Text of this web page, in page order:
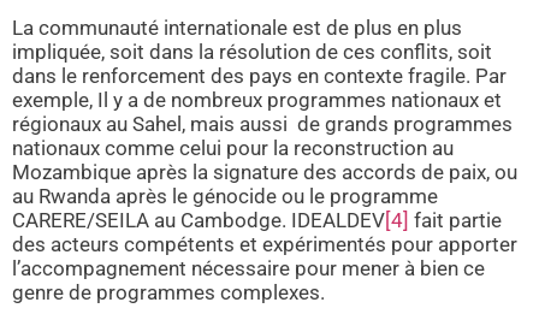
La communauté internationale est de plus en plus
impliquée, soit dans la résolution de ces conflits, soit
dans le renforcement des pays en contexte fragile. Par
exemple, Il y a de nombreux programmes nationaux et
régionaux au Sahel, mais aussi de grands programmes
nationaux comme celui pour la reconstruction au
Mozambique après la signature des accords de paix, ou
au Rwanda après le génocide ou le programme
CARERE/SEILA au Cambodge. IDEALDEV[4] fait partie
des acteurs compétents et expérimentés pour apporter
l’accompagnement nécessaire pour mener à bien ce
genre de programmes complexes.